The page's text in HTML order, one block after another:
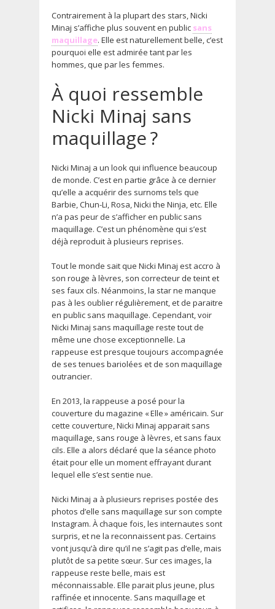
Contrairement à la plupart des stars, Nicki
Minaj s’affiche plus souvent en public sans
maquillage. Elle est naturellement belle, c’est
pourquoi elle est admirée tant par les
hommes, que par les femmes.
À quoi ressemble
Nicki Minaj sans
maquillage ?
Nicki Minaj a un look qui influence beaucoup
de monde. C’est en partie grâce à ce dernier
qu’elle a acquérir des surnoms tels que
Barbie, Chun-Li, Rosa, Nicki the Ninja, etc. Elle
n’a pas peur de s’afficher en public sans
maquillage. C’est un phénomène qui s’est
déjà reproduit à plusieurs reprises.
Tout le monde sait que Nicki Minaj est accro à
son rouge à lèvres, son correcteur de teint et
ses faux cils. Néanmoins, la star ne manque
pas à les oublier régulièrement, et de paraitre
en public sans maquillage. Cependant, voir
Nicki Minaj sans maquillage reste tout de
même une chose exceptionnelle. La
rappeuse est presque toujours accompagnée
de ses tenues bariolées et de son maquillage
outrancier.
En 2013, la rappeuse a posé pour la
couverture du magazine « Elle » américain. Sur
cette couverture, Nicki Minaj apparait sans
maquillage, sans rouge à lèvres, et sans faux
cils. Elle a alors déclaré que la séance photo
était pour elle un moment effrayant durant
lequel elle s’est sentie nue.
Nicki Minaj a à plusieurs reprises postée des
photos d’elle sans maquillage sur son compte
Instagram. À chaque fois, les internautes sont
surpris, et ne la reconnaissent pas. Certains
vont jusqu’à dire qu’il ne s’agit pas d’elle, mais
plutôt de sa petite sœur. Sur ces images, la
rappeuse reste belle, mais est
méconnaissable. Elle parait plus jeune, plus
raffinée et innocente. Sans maquillage et